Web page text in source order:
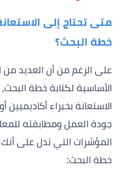
متى تحتاج إلى
خطة البحث؟
على الرغم من أن العديد من
الأساسية لكتابة خطة
الاستعانة بخبراء
جودة العمل ومطابقته
المؤشرات التي تدل على
خطة البحث: